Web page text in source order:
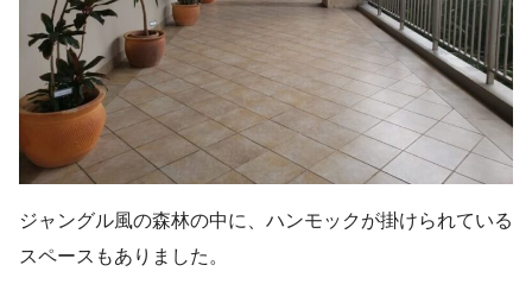
ジャングル風の森林の中に、ハンモックが掛けられている
スペースもありました。